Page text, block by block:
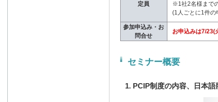
定員
※1社2名様まで
(1人ごとに1件の
参加申込み・お
問合せ
お申込みは7/23(
セミナー概要
1. PCIP制度の内容、日本